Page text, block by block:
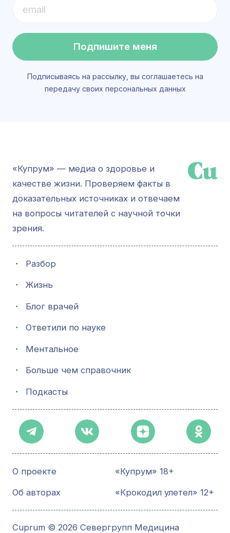
Подпишите меня
Подписываясь на рассылку, вы соглашаетесь на
передачу своих персональных данных
«Купрум» — медиа о здоровье и
качестве жизни. Проверяем факты в
доказательных источниках и отвечаем
на вопросы читателей с научной точки
зрения.
・ Разбор
・ Жизнь
・ Блог врачей
・ Ответили по науке
・ Ментальное
・ Больше чем справочник
・ Подкасты
О проекте
Об авторах
«Купрум» 18+
«Крокодил улетел» 12+
Cuprum © 2026 Севергрупп Медицина